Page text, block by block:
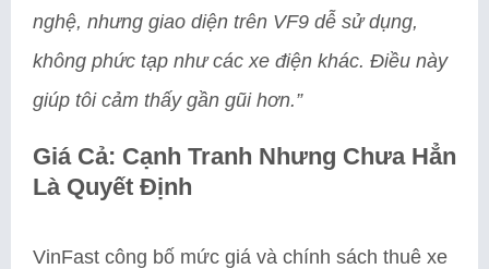
nghệ, nhưng giao diện trên VF9 dễ sử dụng,
không phức tạp như các xe điện khác. Điều này
giúp tôi cảm thấy gần gũi hơn.”
Giá Cả: Cạnh Tranh Nhưng Chưa Hẳn
Là Quyết Định
VinFast công bố mức giá và chính sách thuê xe